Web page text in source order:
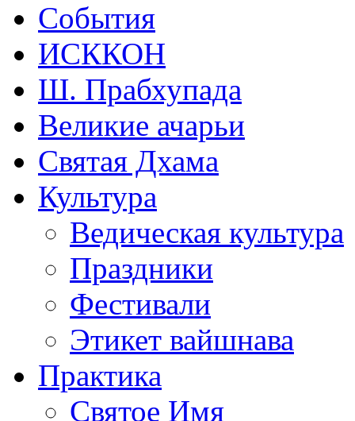
События
ИСККОН
Ш. Прабхупада
Великие ачарьи
Святая Дхама
Культура
Ведическая культура
Праздники
Фестивали
Этикет вайшнава
Практика
Святое Имя